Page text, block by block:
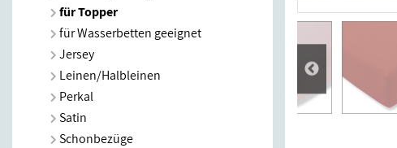
für Topper
für Wasserbetten geeignet
Jersey
Leinen/Halbleinen
Perkal
Satin
Schonbezüge